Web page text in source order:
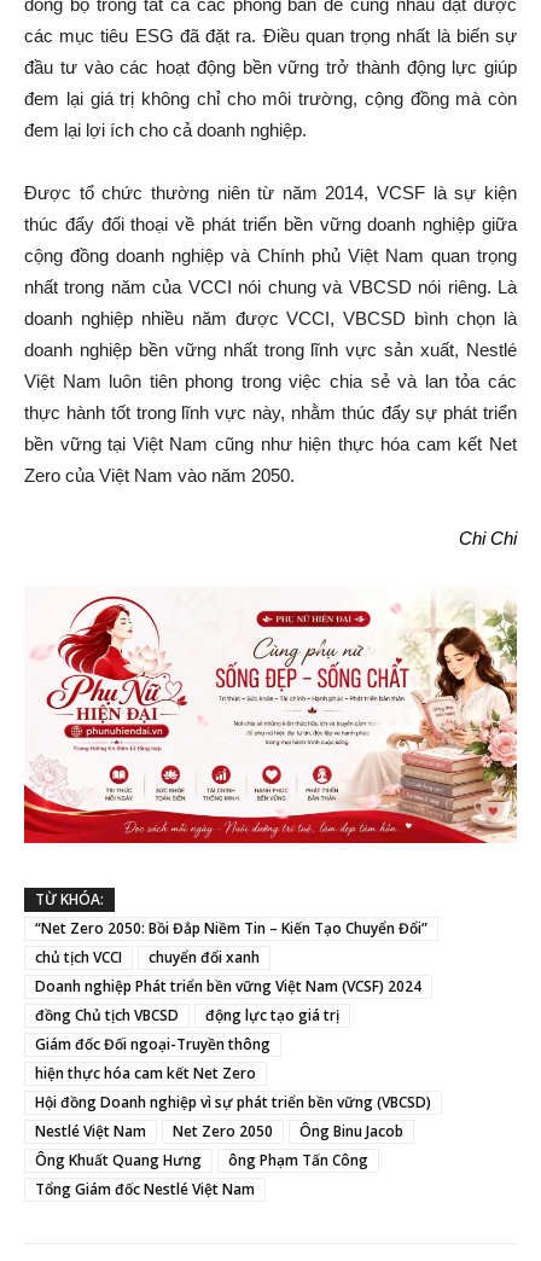
đồng bộ trong tất cả các phòng ban để cùng nhau đạt được
các mục tiêu ESG đã đặt ra. Điều quan trọng nhất là biến sự
đầu tư vào các hoạt động bền vững trở thành động lực giúp
đem lại giá trị không chỉ cho môi trường, cộng đồng mà còn
đem lại lợi ích cho cả doanh nghiệp.
Được tổ chức thường niên từ năm 2014, VCSF là sự kiện
thúc đẩy đối thoại về phát triển bền vững doanh nghiệp giữa
cộng đồng doanh nghiệp và Chính phủ Việt Nam quan trọng
nhất trong năm của VCCI nói chung và VBCSD nói riêng. Là
doanh nghiệp nhiều năm được VCCI, VBCSD bình chọn là
doanh nghiệp bền vững nhất trong lĩnh vực sản xuất, Nestlé
Việt Nam luôn tiên phong trong việc chia sẻ và lan tỏa các
thực hành tốt trong lĩnh vực này, nhằm thúc đẩy sự phát triển
bền vững tại Việt Nam cũng như hiện thực hóa cam kết Net
Zero của Việt Nam vào năm 2050.
Chi Chi
TỪ KHÓA:
“Net Zero 2050: Bồi Đắp Niềm Tin – Kiến Tạo Chuyển Đổi”
chủ tịch VCCI
chuyển đổi xanh
Doanh nghiệp Phát triển bền vững Việt Nam (VCSF) 2024
đồng Chủ tịch VBCSD
động lực tạo giá trị
Giám đốc Đối ngoại-Truyền thông
hiện thực hóa cam kết Net Zero
Hội đồng Doanh nghiệp vì sự phát triển bền vững (VBCSD)
Nestlé Việt Nam
Net Zero 2050
Ông Binu Jacob
Ông Khuất Quang Hưng
ông Phạm Tấn Công
Tổng Giám đốc Nestlé Việt Nam